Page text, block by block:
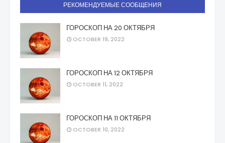
РЕКОМЕНДУЕМЫЕ СООБЩЕНИЯ
ГОРОСКОП НА 20 ОКТЯБРЯ
OCTOBER 19, 2022
ГОРОСКОП НА 12 ОКТЯБРЯ
OCTOBER 11, 2022
ГОРОСКОП НА 11 ОКТЯБРЯ
OCTOBER 10, 2022